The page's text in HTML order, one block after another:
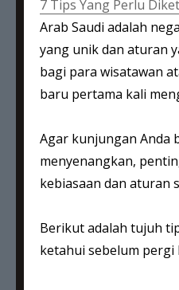
7 Tips Yang Perlu
Arab Saudi adalah
yang unik dan aturan
bagi para wisatawan
baru pertama kali
Agar kunjungan Anda
menyenangkan,
kebiasaan dan aturan
Berikut adalah tujuh
ketahui sebelum pergi